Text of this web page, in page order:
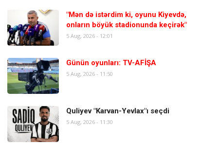
"Mən də istərdim ki, oyunu Kiyevdə,
onların böyük stadionunda keçirək"
5 Aug, 2026 - 12:01
Günün oyunları: TV-AFİŞA
5 Aug, 2026 - 11:50
Quliyev "Karvan-Yevlax"ı seçdi
5 Aug, 2026 - 11:30